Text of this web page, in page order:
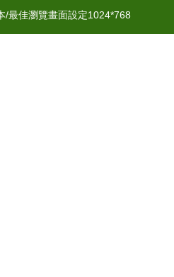
/最佳瀏覽畫面設定1024*768